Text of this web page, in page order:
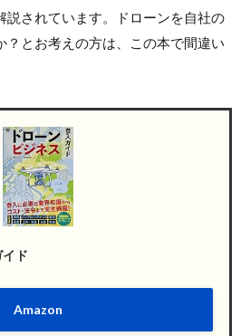
説されています。ドローンを自社の
？とお考えの方は、この本で間違い
ド
Amazon